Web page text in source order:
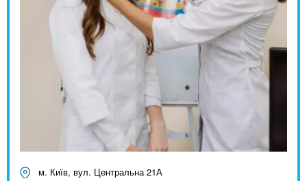
м. Київ, вул. Центральна 21А